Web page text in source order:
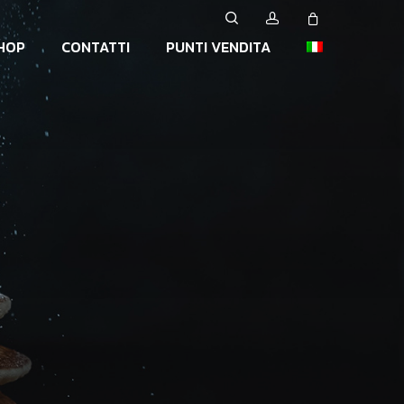
CONTATTI PUNTI VENDITA
search account